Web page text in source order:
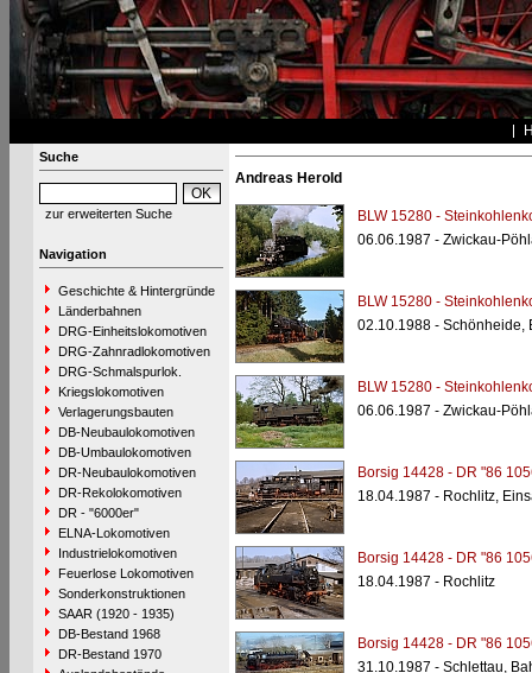
Suche
zur erweiterten Suche
Navigation
Geschichte & Hintergründe
Länderbahnen
DRG-Einheitslokomotiven
DRG-Zahnradlokomotiven
DRG-Schmalspurlok.
Kriegslokomotiven
Verlagerungsbauten
DB-Neubaulokomotiven
DB-Umbaulokomotiven
DR-Neubaulokomotiven
DR-Rekolokomotiven
DR - "6000er"
ELNA-Lokomotiven
Industrielokomotiven
Feuerlose Lokomotiven
Sonderkonstruktionen
SAAR (1920 - 1935)
DB-Bestand 1968
DR-Bestand 1970
Andreas Herold
BLW 15280 -
06.06.1987 - Zwickau-
BLW 15280 -
02.10.1988 - Schönheide,
BLW 15280 -
06.06.1987 - Zwickau-
Borsig 14428 - DR "86
18.04.1987 - Rochlitz,
Borsig 14428 - DR "86
18.04.1987 - Rochlitz
Borsig 14428 - DR "86
31.10.1987 - Schlettau,